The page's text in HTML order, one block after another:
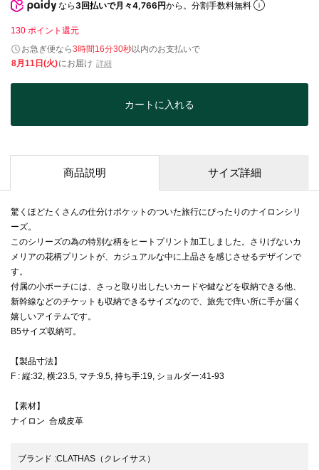
なら 3回払いで月々4,766円から。分割手数料無料
130 ポイント還元
お急ぎ便なら3時間16分30秒以内のお支払いで
8月11日(火)にお届け 詳細
カートに入れる
商品説明 サイズ詳細
驚くほどたくさんの仕分けポケットのついた旅行にぴったりのナイロンシリ
ーズ。
このシリーズの為の特別な柄をヒートプリント加工しました。さりげないカ
メリアの花柄プリントが、カジュアルな中に上品さを感じさせるデザインで
す。
付属の小ポーチには、さっと取り出したいカードや鍵などを収納できる他、
新幹線などのチケットも収納できるサイズなので、旅先で痒い所に手が届く
嬉しいアイテムです。
B5サイズ収納可。
【製品寸法】
F : 縦:32, 横:23.5, マチ:9.5, 持ち手:19, ショルダー:41-93
【素材】
ナイロン 合成皮革
ブランド :CLATHAS （クレイサス）